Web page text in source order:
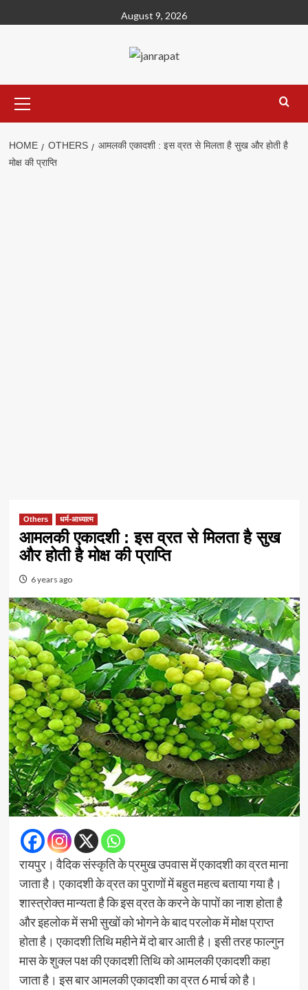
to
August 9, 2026
Menu
HOME OTHERS
आमलकी एकादशी : इस व्रत से मिलता है सुख और होती है
मोक्ष की प्राप्ति
Others धर्म-आध्यात्म
आमलकी एकादशी : इस व्रत से मिलता है सुख
और होती है मोक्ष की प्राप्ति
6 years ago
रायपुर। वैदिक संस्कृति के प्रमुख उपवास में एकादशी का व्रत माना
जाता है। एकादशी के व्रत का पुराणों में बहुत महत्व बताया गया है।
शास्त्रोक्त मान्यता है कि इस व्रत के करने के पापों का नाश होता है
और इहलोक में सभी सुखों को भोगने के बाद परलोक में मोक्ष प्राप्त
होता है। एकादशी तिथि महीने में दो बार आती है। इसी तरह फाल्गुन
मास के शुक्ल पक्ष की एकादशी तिथि को आमलकी एकादशी कहा
जाता है। इस बार आमलकी एकादशी का व्रत 6 मार्च को है।